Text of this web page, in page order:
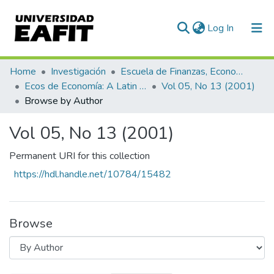
Log In (current)
Communities & Collections
All of DSpace
Home Investigación
Escuela de Finanzas, Economía y Gobierno
Ecos de Economía: A Latin American Journal of Applied Economics
Vol 05, No 13 (2001)
Browse by Author
Vol 05, No 13 (2001)
Permanent URI for this collection
https://hdl.handle.net/10784/15482
Browse